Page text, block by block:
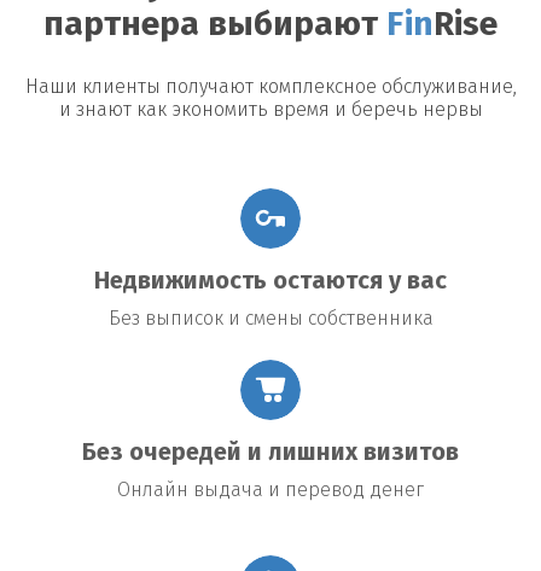
партнера выбирают Fin Rise
Наши клиенты получают комплексное обслуживание,
и знают как экономить время и беречь нервы
Недвижимость остаются у вас
Без выписок и смены собственника
Без очередей и лишних визитов
Онлайн выдача и перевод денег